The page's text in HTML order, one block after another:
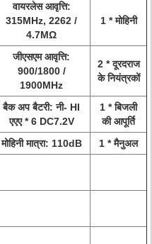
वायरलेस आवृत्ति:
315MHz, 2262 /
4.7MΩ
1 * मोहिनी
जीएसएम आवृत्ति:
900/1800 /
1900MHz
2 * दूरदराज
के नियंत्रकों
बैक अप बैटरी: नी- HI
एएए * 6 DC7.2V
1 * बिजली
की आपूर्ति
मोहिनी मात्रा: 110dB
1 * मैनुअल